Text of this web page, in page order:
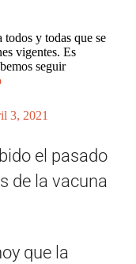
todos y todas que se
vigentes. Es
seguir
3, 2021
el pasado
de la vacuna
que la